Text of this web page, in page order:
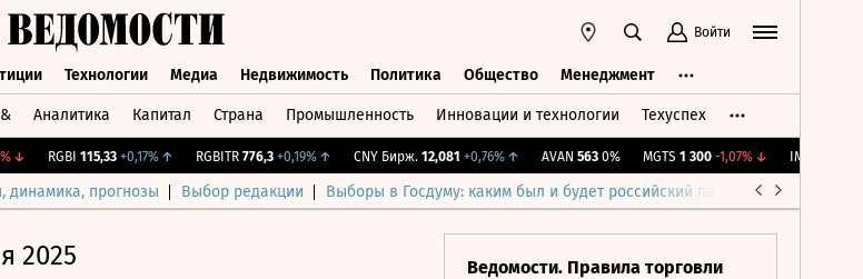
Войти
Технологии Медиа Недвижимость Политика Общество Менеджмент
Аналитика Капитал Страна Промышленность Инновации и технологии Техуспех
RGBI 115,33 +0,17%↑ RGBITR 776,3 +0,19%↑ CNY Бирж. 12,081 +0,76%↑ AVAN 563 0% MGTS 1 300 -1,07%↓ IMOEX
динамика, прогнозы Выбор редакции Выборы в Госдуму: каким был и будет российский парламент
2025 Ведомости. Правила торговли